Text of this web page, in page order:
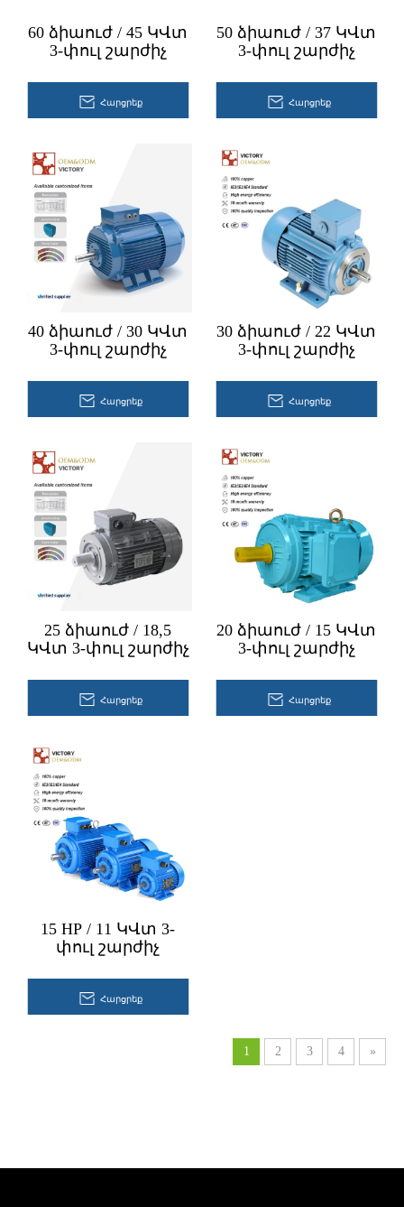
60 ձիաուժ / 45 ԿՎտ
3-փուլ շարժիչ
Հարցրեք
50 ձիաուժ / 37 ԿՎտ
3-փուլ շարժիչ
Հարցրեք
40 ձիաուժ / 30 ԿՎտ
3-փուլ շարժիչ
Հարցրեք
30 ձիաուժ / 22 ԿՎտ
3-փուլ շարժիչ
Հարցրեք
25 ձիաուժ / 18,5
ԿՎտ 3-փուլ շարժիչ
Հարցրեք
20 ձիաուժ / 15 ԿՎտ
3-փուլ շարժիչ
Հարցրեք
15 HP / 11 ԿՎտ 3-
փուլ շարժիչ
Հարցրեք
1 2 3 4 »